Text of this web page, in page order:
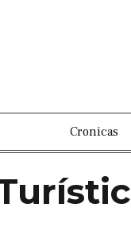
Cronicas